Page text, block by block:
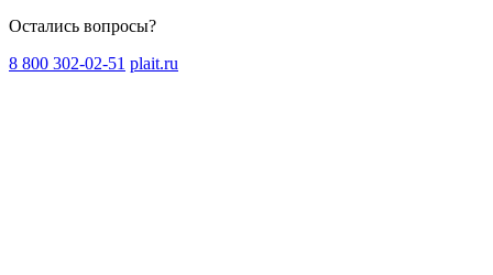
Остались вопросы?
8 800 302-02-51 plait.ru